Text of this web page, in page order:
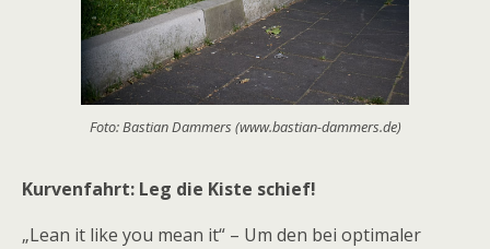
Foto: Bastian Dammers (www.bastian-dammers.de)
Kurvenfahrt: Leg die Kiste schief!
„Lean it like you mean it“ – Um den bei optimaler